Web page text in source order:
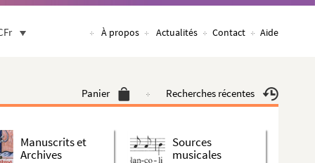
À propos Actualités Contact Aide
Panier Recherches récentes
Manuscrits et
Archives
Sources
musicales